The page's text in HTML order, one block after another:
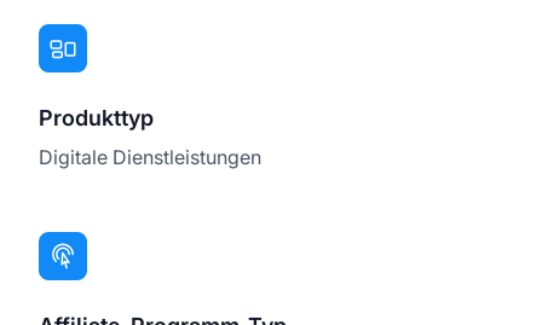
Produkttyp
Digitale Dienstleistungen